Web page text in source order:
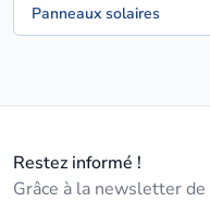
Panneaux solaires
Restez informé !
Grâce à la newsletter